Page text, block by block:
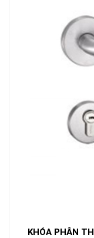
KHÓA PHÂN